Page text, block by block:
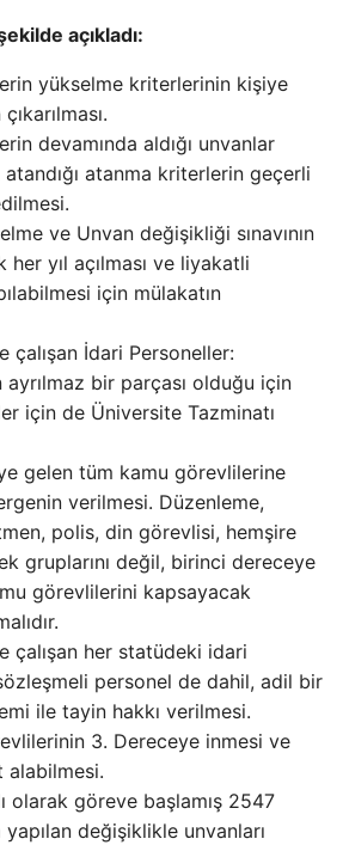
açıkladı:
yükselme kriterlerinin kişiye
devamında aldığı unvanlar
atanma kriterlerin geçerli
ve Unvan değişikliği sınavının
yıl açılması ve liyakatli
için mülakatın
çalışan İdari Personeller:
bir parçası olduğu için
için de Üniversite Tazminatı
gelen tüm kamu görevlilerine
verilmesi. Düzenleme,
polis, din görevlisi, hemşire
gruplarını değil, birinci dereceye
görevlilerini kapsayacak
çalışan her statüdeki idari
personel de dahil, adil bir
ile tayin hakkı verilmesi.
3. Dereceye inmesi ve
alabilmesi.
olarak göreve başlamış 2547
yapılan değişiklikle unvanları